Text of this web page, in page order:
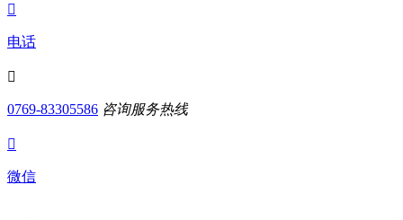

电话

0769-83305586 咨询服务热线

微信